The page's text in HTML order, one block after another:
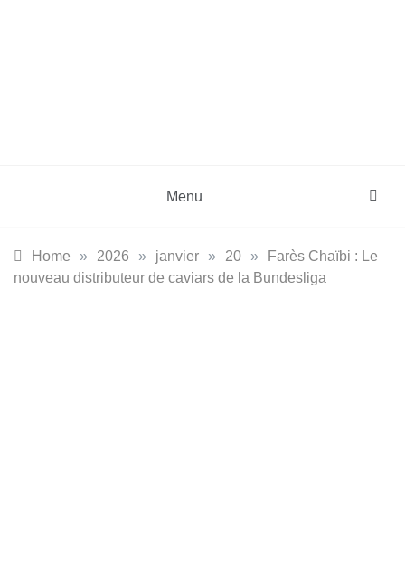
Menu
Home » 2026 » janvier » 20 »
Farès Chaïbi : Le
nouveau distributeur de caviars de la Bundesliga